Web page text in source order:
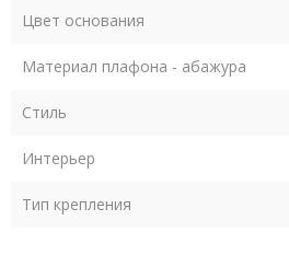
Цвет основания
Материал плафона - абажура
Стиль
Интерьер
Тип крепления